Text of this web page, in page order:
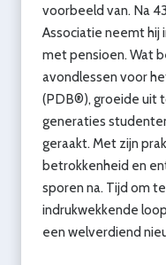
voorbeeld van. Na
Associatie neemt hij
met pensioen. Wat
avondlessen voor
(PDB®), groeide uit
generaties
geraakt. Met zijn
betrokkenheid en
sporen na. Tijd om
indrukwekkende
een welverdiend